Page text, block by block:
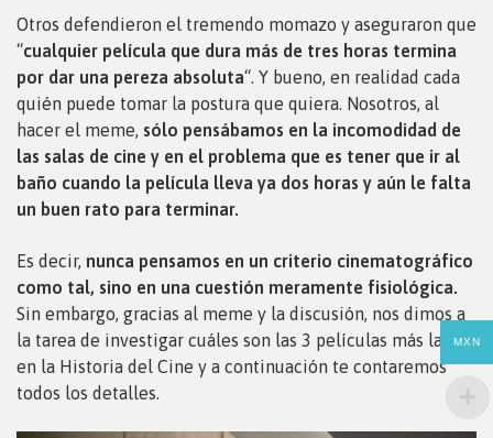
Otros defendieron el tremendo momazo y aseguraron que
“cualquier película que dura más de tres horas termina
por dar una pereza absoluta“. Y bueno, en realidad cada
quién puede tomar la postura que quiera. Nosotros, al
hacer el meme, sólo pensábamos en la incomodidad de
las salas de cine y en el problema que es tener que ir al
baño cuando la película lleva ya dos horas y aún le falta
un buen rato para terminar.
Es decir, nunca pensamos en un criterio cinematográfico
como tal, sino en una cuestión meramente fisiológica.
Sin embargo, gracias al meme y la discusión, nos dimos a
la tarea de investigar cuáles son las 3 películas más largas
en la Historia del Cine y a continuación te contaremos
todos los detalles.
MXN